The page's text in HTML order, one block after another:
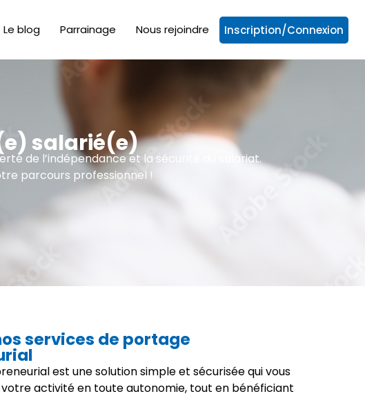
Le blog Parrainage Nous rejoindre Inscription/Connexion
salarié(e)
de l’indépendance et la sécurité du salariat.
parcours professionnel !
services de portage
est une solution simple et sécurisée qui vous
activité en toute autonomie, tout en bénéficiant